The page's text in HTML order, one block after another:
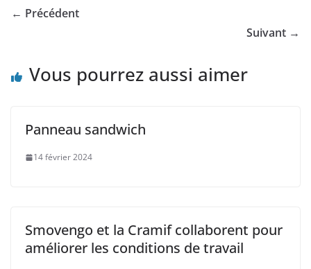
← Précédent
Suivant →
Vous pourrez aussi aimer
Panneau sandwich
14 février 2024
Smovengo et la Cramif collaborent pour
améliorer les conditions de travail